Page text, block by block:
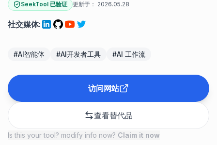
SeekTool 已验证 更新于： 2026.05.28
社交媒体:
#AI智能体 #AI开发者工具 #AI 工作流
访问网站
查看替代品
Is this your tool? modify info now? Claim it now